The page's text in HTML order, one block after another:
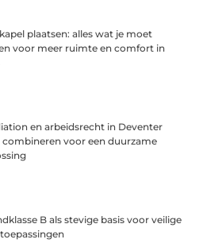
plaatsen: alles wat je moet
voor meer ruimte en comfort in
en arbeidsrecht in Deventer
combineren voor een duurzame
B als stevige basis voor veilige